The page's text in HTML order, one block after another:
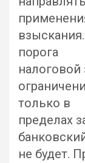
порога
только в
пределах
не будет.